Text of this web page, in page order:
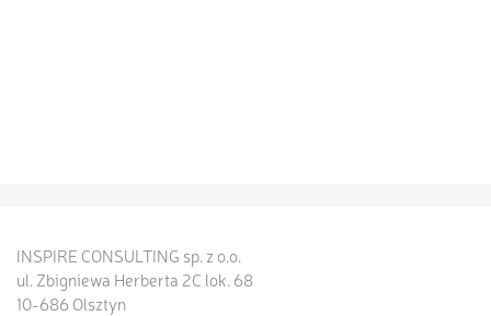
INSPIRE CONSULTING sp. z o.o.
ul. Zbigniewa Herberta 2C lok. 68
10-686 Olsztyn